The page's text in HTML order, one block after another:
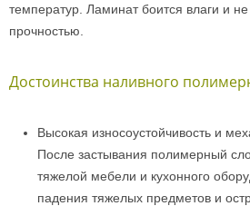
температур. Ламинат боится влаги и
прочностью.
Достоинства наливного
Высокая износоустойчивость и
После застывания полимерный
тяжелой мебели и кухонного
падения тяжелых предметов и